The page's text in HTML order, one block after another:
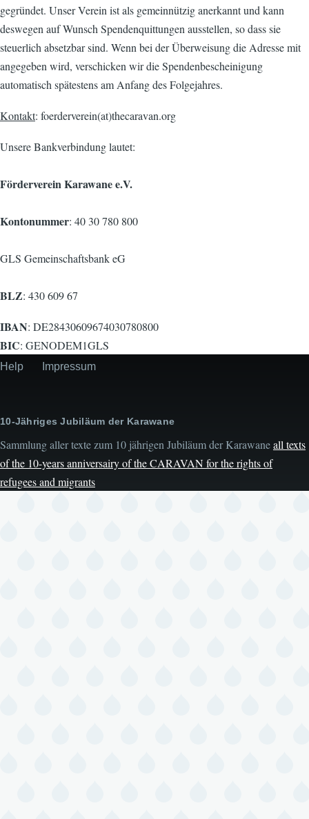
gegründet. Unser Verein ist als gemeinnützig anerkannt und kann
deswegen auf Wunsch Spendenquittungen ausstellen, so dass sie
steuerlich absetzbar sind. Wenn bei der Überweisung die Adresse mit
angegeben wird, verschicken wir die Spendenbescheinigung
automatisch spätestens am Anfang des Folgejahres.
Kontakt: foerderverein(at)thecaravan.org
Unsere Bankverbindung lautet:
Förderverein Karawane e.V.
Kontonummer: 40 30 780 800
GLS Gemeinschaftsbank eG
BLZ: 430 609 67
IBAN: DE28430609674030780800
BIC: GENODEM1GLS
Secondary
Help Impressum
10-Jähriges Jubiläum der Karawane
Sammlung aller texte zum 10 jährigen Jubiläum der Karawaneall texts
of the 10-years anniversairy of the CARAVAN for the rights of
refugees and migrants